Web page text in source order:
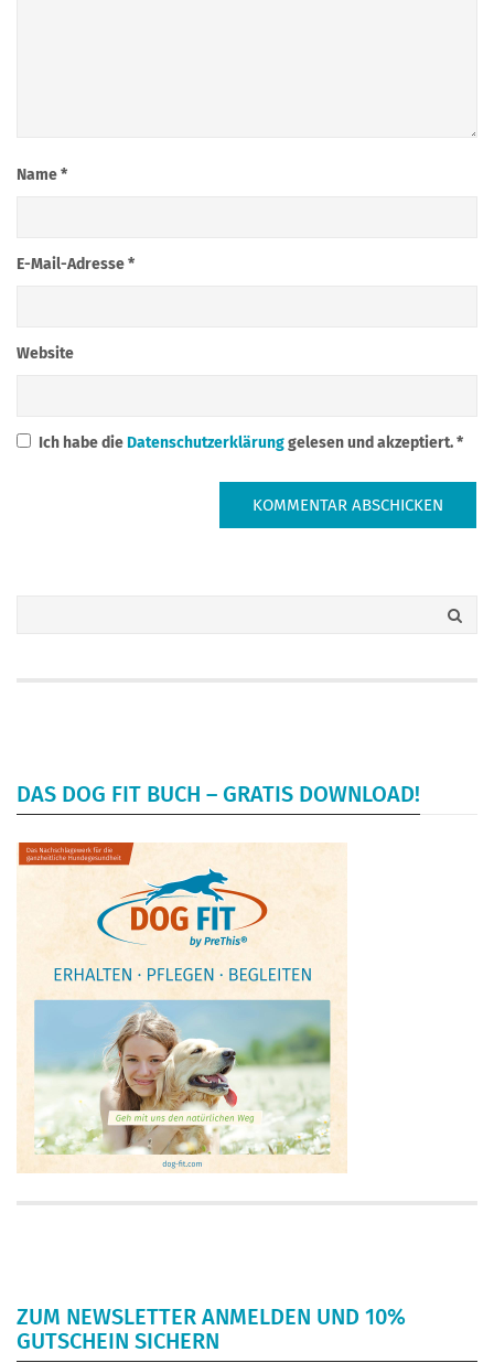
Name*
E-Mail-Adresse*
Website
Ich habe dieDatenschutzerklärunggelesen und akzeptiert.*
DAS DOG FIT BUCH – GRATIS DOWNLOAD!
ZUM NEWSLETTER ANMELDEN UND 10%
GUTSCHEIN SICHERN